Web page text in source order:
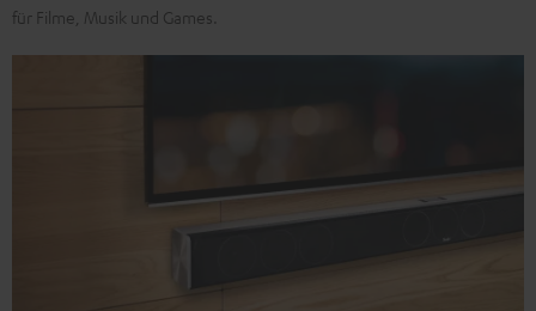
für Filme, Musik und Games.